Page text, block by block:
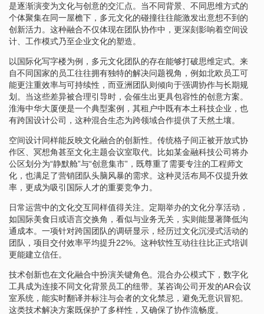
是逐渐演变为文化与创意的交汇点。当不同背景、不同思维方式的
个体聚集在同一屋檐下，多元文化的碰撞往往能激发出意想不到的
创新活力。这种融合不仅体现在团队协作中，更深刻影响着空间设
计、工作模式乃至企业文化的塑造。
以国际化写字楼为例，多元文化团队的存在能够打破思维定式。来
自不同国家的员工往往拥有独特的解决问题视角，例如北欧员工可
能更注重效率与可持续性，而亚洲团队则倾向于强调协作与长期规
划。当这些差异被合理引导时，会催生出更具包容性的创意方案。
淮海中华大厦便是一个典型案例，其租户中既有本土科技企业，也
有跨国设计公司，这种混合生态为跨领域合作提供了天然土壤。
空间设计同样能反映文化融合的创新性。传统格子间正被开放式协
作区、冥想角甚至文化主题会议室取代。比如某金融科技公司将办
公区划分为“静默舱”与“创意集市”，既尊重了需要专注的工程师文
化，也满足了营销团队头脑风暴的需求。这种灵活布局不仅提升效
率，更成为吸引国际人才的重要竞争力。
日常运营中的文化交互同样值得关注。定期举办的文化分享活动，
如国际美食日或语言交换角，看似与业务无关，实则能显著降低沟
通成本。一项针对跨国团队的调研显示，经历过文化沉浸式活动的
团队，项目交付效率平均提升22%。这种软性互动往往比正式培训
更能建立信任。
技术创新也在文化融合中扮演关键角色。混合办公模式下，数字化
工具成为连接不同文化背景员工的纽带。某咨询公司开发的AR会议
室系统，能实时翻译并标注与会者的文化禁忌，避免无意识冒犯。
这类技术解决方案既保护了多样性，又确保了协作流畅度。